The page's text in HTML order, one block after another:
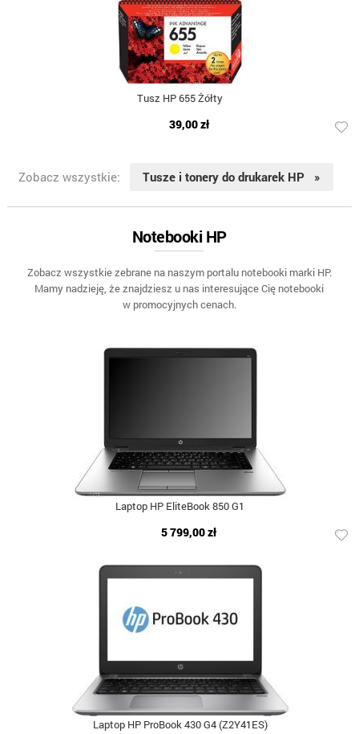
Tusz HP 655 Żółty
39,00 zł
Zobacz wszystkie: Tusze i tonery do drukarek HP »
Notebooki HP
Zobacz wszystkie zebrane na naszym portalu notebooki marki HP.
Mamy nadzieję, że znajdziesz u nas interesujące Cię notebooki
w promocyjnych cenach.
Laptop HP EliteBook 850 G1
5 799,00 zł
Laptop HP ProBook 430 G4 (Z2Y41ES)